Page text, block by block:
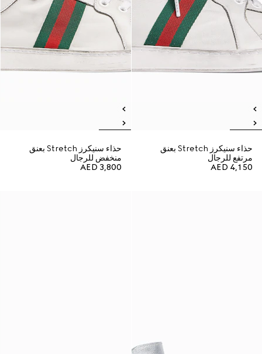
حذاء سنيكرز Stretch بعنق
مرتفع للرجال
AED 4,150
حذاء سنيكرز Stretch بعنق
منخفض للرجال
AED 3,800